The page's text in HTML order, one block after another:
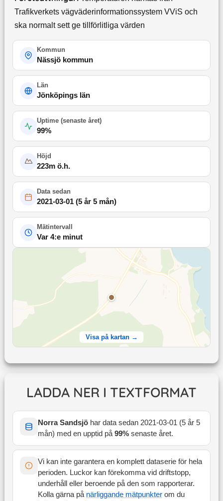
Trafikverkets vägväderinformationssystem VViS och
ska normalt sett ge tillförlitliga värden
Kommun
Nässjö kommun
Län
Jönköpings län
Uptime (senaste året)
99%
Höjd
223m ö.h.
Data sedan
2021-03-01(5 år 5 mån)
Mätintervall
Var 4:e minut
Visa på kartan →
LADDA NER I TEXTFORMAT
Norra Sandsjöhar data sedan 2021-03-01(5 år 5
mån) med en upptid på99% senaste året.
Vi kan inte garantera en komplett dataserie för hela
perioden. Luckor kan förekomma vid driftstopp,
underhåll eller beroende på den som rapporterar.
Kolla gärna på närliggande mätpunkterom du